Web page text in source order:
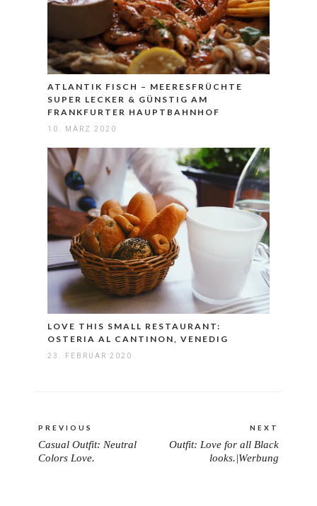
ATLANTIK FISCH – MEERESFRÜCHTE
SUPER LECKER & GÜNSTIG AM
FRANKFURTER HAUPTBAHNHOF
10. MÄRZ 2020
LOVE THIS SMALL RESTAURANT:
OSTERIA AL CANTINON, VENEDIG
23. FEBRUAR 2020
PREVIOUS
PREVIOUS
Casual Outfit: Neutral
Colors Love.
NEXT
NEXT
Outfit: Love for all Black
looks.|Werbung